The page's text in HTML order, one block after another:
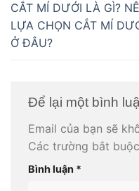
CẮT MÍ DƯỚI LÀ GÌ?
LỰA CHỌN CẮT MÍ
Ở ĐÂU?
Để lại một bình
Email của bạn sẽ
Các trường bắt
Bình luận *